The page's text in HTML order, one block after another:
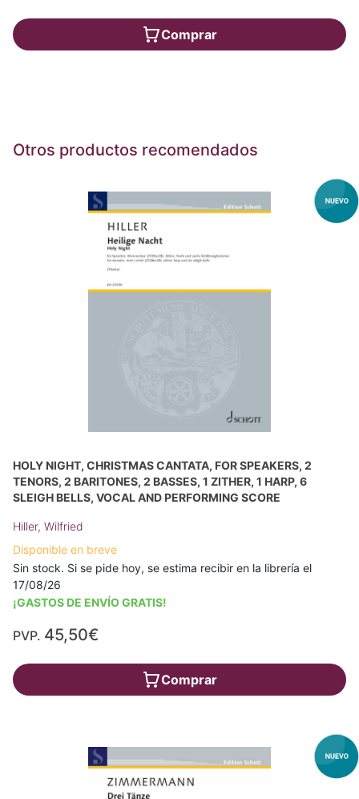
Comprar
Otros productos recomendados
HOLY NIGHT, CHRISTMAS CANTATA, FOR SPEAKERS, 2
TENORS, 2 BARITONES, 2 BASSES, 1 ZITHER, 1 HARP, 6
SLEIGH BELLS, VOCAL AND PERFORMING SCORE
Hiller, Wilfried
Disponible en breve
Sin stock. Si se pide hoy, se estima recibir en la librería el
17/08/26
¡GASTOS DE ENVÍO GRATIS!
PVP. 45,50€
Comprar